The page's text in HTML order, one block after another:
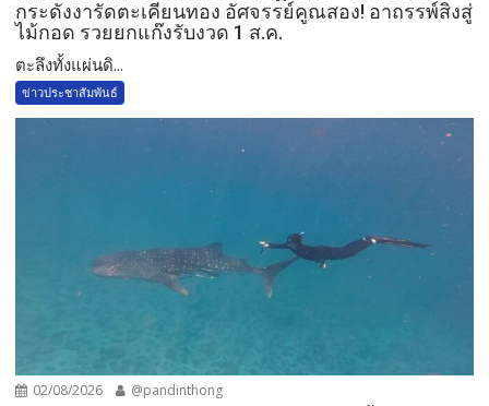
กระดังงารัดตะเคียนทอง อัศจรรย์คูณสอง! อาถรรพ์สิงสู่
ไม้กอด รวยยกแก๊งรับงวด 1 ส.ค.​
​ตะลึงทั้งแผ่นดิ...
ข่าวประชาสัมพันธ์
02/08/2026 @pandinthong